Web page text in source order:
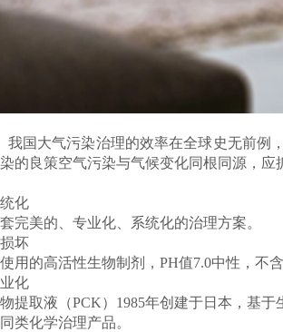
国大气污染治理的效率在全球史无前例
的良策空气污染与气候变化同根同源，
化
完美的、专业化、系统化的治理方案。
坏
用的高活性生物制剂，PH值7.0中性，不
化
提取液（PCK）1985年创建于日本，基
类化学治理产品。